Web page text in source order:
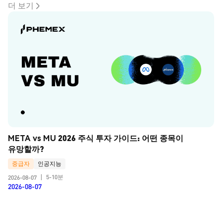
더 보기
META vs MU 2026 주식 투자 가이드: 어떤 종목이
유망할까?
중급자
인공지능
2026-08-07
5-10분
2026-08-07